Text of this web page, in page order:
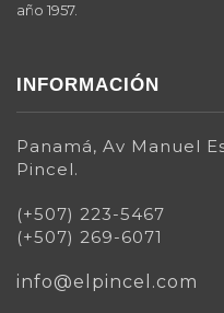
año 1957.
INFORMACIÓN
Panamá, Av Manuel
Pincel.
(+507) 223-5467
(+507) 269-6071
info@elpincel.com